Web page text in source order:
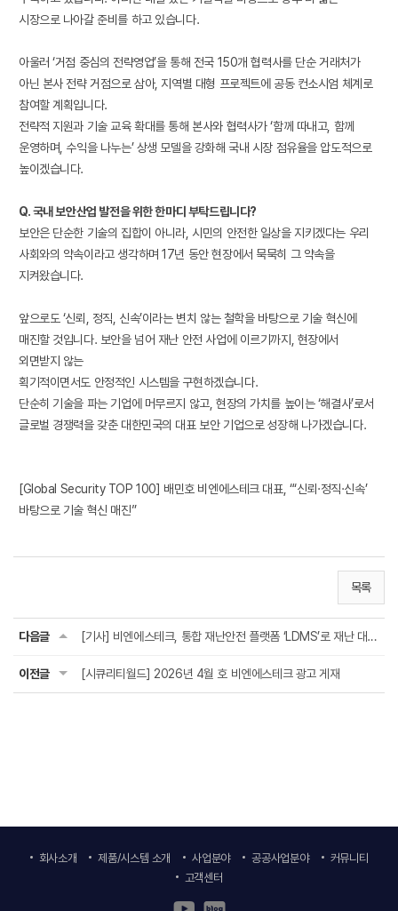
시장으로 나아갈 준비를 하고 있습니다.
아울러 ‘거점 중심의 전략영업’을 통해 전국 150개 협력사를 단순 거래처가
아닌 본사 전략 거점으로 삼아, 지역별 대형 프로젝트에 공동 컨소시엄 체계로
참여할 계획입니다.
전략적 지원과 기술 교육 확대를 통해 본사와 협력사가 ‘함께 따내고, 함께
운영하며, 수익을 나누는’ 상생 모델을 강화해 국내 시장 점유율을 압도적으로
높이겠습니다.
Q. 국내 보안산업 발전을 위한 한마디 부탁드립니다?
보안은 단순한 기술의 집합이 아니라, 시민의 안전한 일상을 지키겠다는 우리
사회와의 약속이라고 생각하며 17년 동안 현장에서 묵묵히 그 약속을
지켜왔습니다.
앞으로도 ‘신뢰, 정직, 신속’이라는 변치 않는 철학을 바탕으로 기술 혁신에
매진할 것입니다. 보안을 넘어 재난 안전 사업에 이르기까지, 현장에서
외면받지 않는
획기적이면서도 안정적인 시스템을 구현하겠습니다.
단순히 기술을 파는 기업에 머무르지 않고, 현장의 가치를 높이는 ‘해결사’로서
글로벌 경쟁력을 갖춘 대한민국의 대표 보안 기업으로 성장해 나가겠습니다.
[Global Security TOP 100] 배민호 비엔에스테크 대표, “‘신뢰·정직·신속’
바탕으로 기술 혁신 매진”
목록
다음글 [기사] 비엔에스테크, 통합 재난안전 플랫폼 ‘LDMS’로 재난 대응 골든타임 확보
이전글 [시큐리티월드] 2026년 4월 호 비엔에스테크 광고 게재
회사소개 제품/시스템 소개 사업분야 공공사업분야
커뮤니티
고객센터